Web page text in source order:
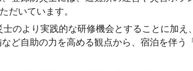
だいています。
のより実践的な研修機会とすることに加え
ど自助の力を高める観点から、宿泊を伴う